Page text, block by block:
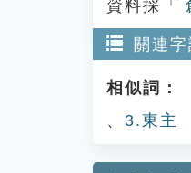
資料採「
關連字
相似詞：
、 3.東主